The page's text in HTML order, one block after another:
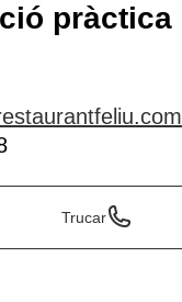
pràctica
Trucar